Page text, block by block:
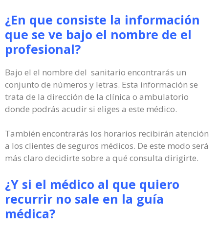
¿En que consiste la información
que se ve bajo el nombre de el
profesional?
Bajo el el nombre del sanitario encontrarás un
conjunto de números y letras. Esta información se
trata de la dirección de la clínica o ambulatorio
donde podrás acudir si eliges a este médico.
También encontrarás los horarios recibirán atención
a los clientes de seguros médicos. De este modo será
más claro decidirte sobre a qué consulta dirigirte.
¿Y si el médico al que quiero
recurrir no sale en la guía
médica?